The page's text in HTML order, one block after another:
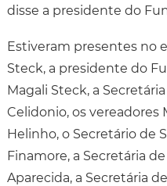
disse a presidente do
Estiveram presentes no
Steck, a presidente do
Magali Steck, a
Celidonio, os vereadores
Helinho, o Secretário de
Finamore, a Secretária
Aparecida, a Secretária